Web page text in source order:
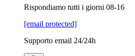
Rispondiamo tutti i giorni 08-16
[email protected]
Supporto email 24/24h